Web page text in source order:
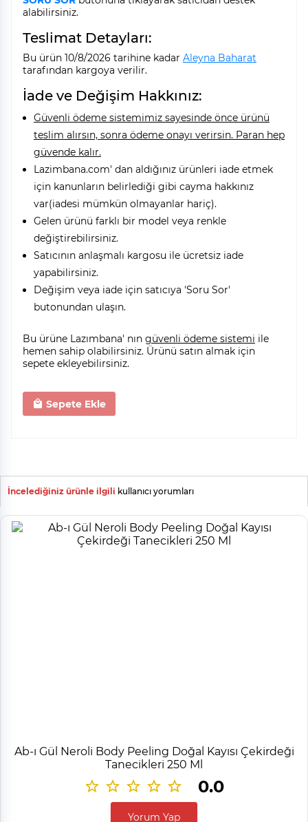
alabilirsiniz.
Teslimat Detayları:
Bu ürün 10/8/2026 tarihine kadar Aleyna Baharat
tarafından kargoya verilir.
İade ve Değişim Hakkınız:
Güvenli ödeme sistemimiz sayesinde önce ürünü
teslim alırsın, sonra ödeme onayı verirsin. Paran hep
güvende kalır.
Lazimbana.com' dan aldığınız ürünleri iade etmek
için kanunların belirlediği gibi cayma hakkınız
var(iadesi mümkün olmayanlar hariç).
Gelen ürünü farklı bir model veya renkle
değiştirebilirsiniz.
Satıcının anlaşmalı kargosu ile ücretsiz iade
yapabilirsiniz.
Değişim veya iade için satıcıya 'Soru Sor'
butonundan ulaşın.
Bu ürüne Lazımbana' nın güvenli ödeme sistemi ile
hemen sahip olabilirsiniz. Ürünü satın almak için
sepete ekleyebilirsiniz.
Sepete Ekle
İncelediğiniz ürünle ilgili kullanıcı yorumları
Ab-ı Gül Neroli Body Peeling Doğal Kayısı Çekirdeği
Tanecikleri 250 Ml
0.0
Yorum Yap